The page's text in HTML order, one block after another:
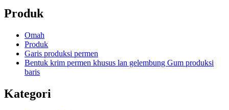
Produk
Omah
Produk
Garis produksi permen
Bentuk krim permen khusus lan gelembung Gum produksi
baris
Kategori